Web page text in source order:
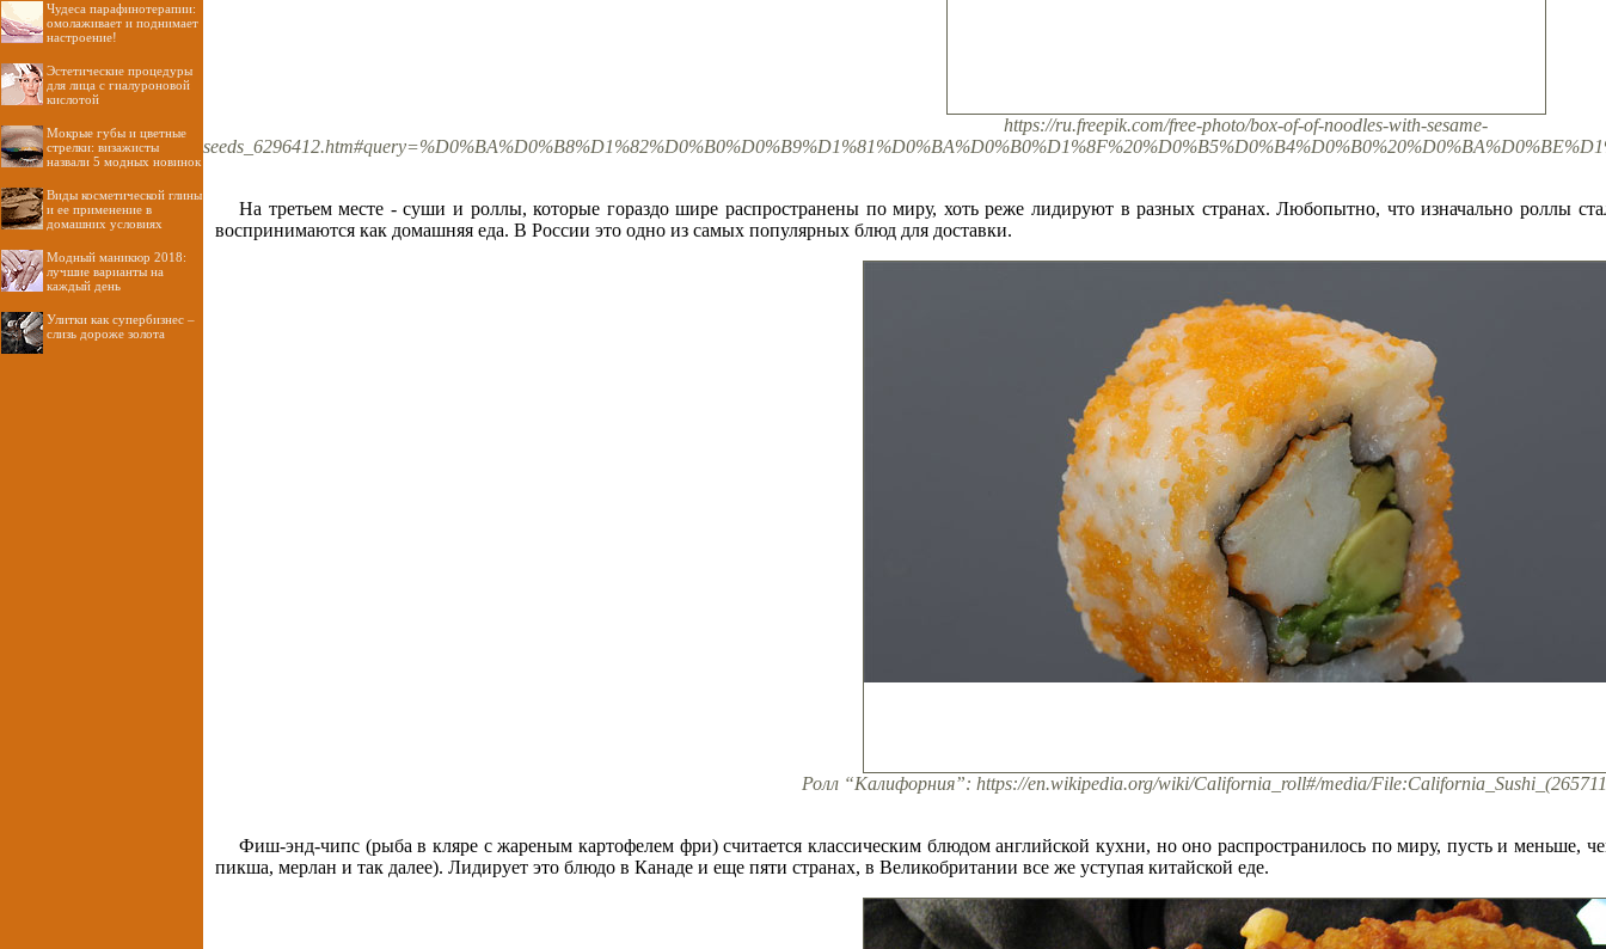
Чудеса парафинотерапии:
омолаживает и поднимает
настроение!
Эстетические процедуры
для лица с гиалуроновой
кислотой
Мокрые губы и цветные
стрелки: визажисты
назвали 5 модных новинок
Виды косметической глины
и ее применение в
домашних условиях
Модный маникюр 2018:
лучшие варианты на
каждый день
Улитки как супербизнес –
слизь дороже золота
https://ru.freepik.com/free-photo/box-of-of-noodles-with-sesame-
На третьем месте - суши и роллы, которые гораздо шире распространены по миру, хоть реже лидируют в разных странах. Любопытно, что изначально роллы
воспринимаются как домашняя еда. В России это одно из самых популярных блюд для доставки.
Ролл “Калифорния”: https://en.wikipedia.org/wiki/California_roll#/media/
Фиш-энд-чипс (рыба в кляре с жареным картофелем фри) считается классическим блюдом английской кухни, но оно распространилось по миру, пусть и меньше,
пикша, мерлан и так далее). Лидирует это блюдо в Канаде и еще пяти странах, в Великобритании все же уступая китайской еде.